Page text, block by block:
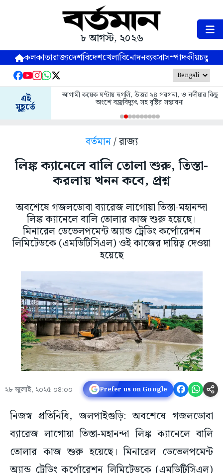
৮ আগস্ট, ২০২৬
কলকাতারাজ্যদেশবিদেশখেলাবিনোদনব্যবসাসম্পাদকীয়
এই
মুহূর্তে
আগামী কয়েক ঘণ্টায় হুগলি, উত্তর ২৪ পরগনা, ও নদীয়ার কিছু
অংশে বজ্রবিদ্যুৎ সহ বৃষ্টির সম্ভাবনা
বর্তমান/ রাজ্য
লিঙ্ক ক্যানেলে বালি তোলা শুরু, তিস্তা-
করলায় খনন কবে, প্রশ্ন
অবশেষে গজলডোবা ব্যারেজ লাগোয়া তিস্তা-মহানন্দা
লিঙ্ক ক্যানেলে বালি তোলার কাজ শুরু হয়েছে।
মিনারেল ডেভেলপমেন্ট অ্যান্ড ট্রেডিং কর্পোরেশন
লিমিটেডকে (এমডিটিসিএল) ওই কাজের দায়িত্ব দেওয়া
হয়েছে
২৮ জুলাই, ২০২৫ ০৪:০০ Prefer us on Google
নিজস্ব প্রতিনিধি, জলপাইগুড়ি: অবশেষে গজলডোবা
ব্যারেজ লাগোয়া তিস্তা-মহানন্দা লিঙ্ক ক্যানেলে বালি
তোলার কাজ শুরু হয়েছে। মিনারেল ডেভেলপমেন্ট